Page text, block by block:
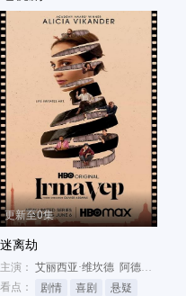
更新至0集
迷离劫
主演： 艾丽西亚·维坎德 阿德里娅·阿霍纳
看点：
剧情 喜剧 悬疑